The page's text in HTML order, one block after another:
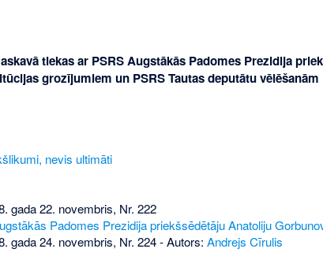
tiekas ar PSRS Augstākās Padomes Prezidija
grozījumiem un PSRS Tautas deputātu vēlēšanām
nevis ultimāti
gada 22. novembris, Nr. 222
Padomes Prezidija priekšsēdētāju Anatoliju
gada 24. novembris, Nr. 224- Autors: Andrejs Cīrulis